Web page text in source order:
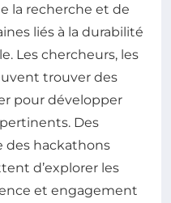
la recherche et de
liés à la durabilité
Les chercheurs, les
trouver des
pour développer
Des
des hackathons
d’explorer les
et engagement